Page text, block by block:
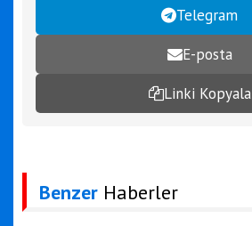
Telegram
E-posta
Linki Kopyala
Benzer Haberler